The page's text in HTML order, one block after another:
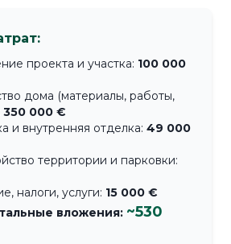
проекта и участка: 100 000
дома (материалы, работы,
350 000 €
и внутренняя отделка: 49 000
территории и парковки:
налоги, услуги: 15 000 €
вложения: ~530